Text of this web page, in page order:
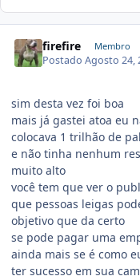
firefire Membro
PostadoAgosto 24,
sim desta vez foi boa
mais já gastei atoa eu
colocava 1 trilhão de
e não tinha nenhum
muito alto
você tem que ver o
que pessoas leigas
objetivo que da certo
se pode pagar uma
ainda mais se é como
ter sucesso em sua